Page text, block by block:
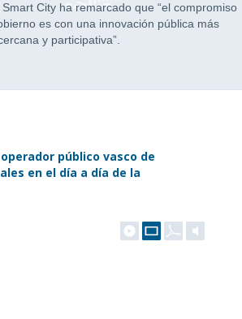
City ha remarcado que “el compromiso
es con una innovación pública más
y participativa”.
público vasco de
en el día a día de la